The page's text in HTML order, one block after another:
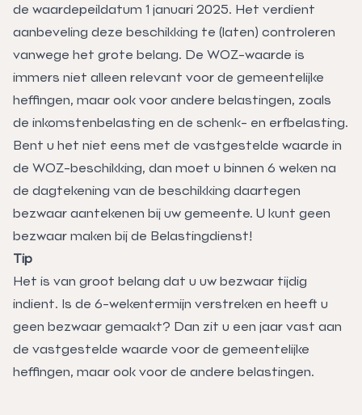
de waardepeildatum 1 januari 2025. Het verdient
aanbeveling deze beschikking te (laten) controleren
vanwege het grote belang. De WOZ-waarde is
immers niet alleen relevant voor de gemeentelijke
heffingen, maar ook voor andere belastingen, zoals
de inkomstenbelasting en de schenk- en erfbelasting.
Bent u het niet eens met de vastgestelde waarde in
de WOZ-beschikking, dan moet u binnen 6 weken na
de dagtekening van de beschikking daartegen
bezwaar aantekenen bij uw gemeente. U kunt geen
bezwaar maken bij de Belastingdienst!
Tip
Het is van groot belang dat u uw bezwaar tijdig
indient. Is de 6-wekentermijn verstreken en heeft u
geen bezwaar gemaakt? Dan zit u een jaar vast aan
de vastgestelde waarde voor de gemeentelijke
heffingen, maar ook voor de andere belastingen.